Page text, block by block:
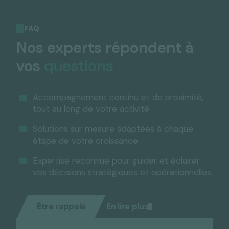
FAQ
Nos experts répondent à
vos
Accompagnement continu et de proximité,
tout au long de votre activité
Solutions sur mesure adaptées à chaque
étape de votre croissance
Expertise reconnue pour guider et éclairer
vos décisions stratégiques et opérationnelles.
Être rappelé En lire plus